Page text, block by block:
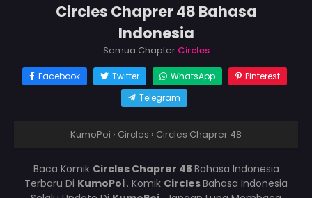
Circles Chaprer 48 Bahasa
Indonesia
Semua Chapter Circles
Facebook Twitter WhatsApp
Pinterest
Telegram
KumoPoi › Circles › Circles Chaprer 48
Baca Komik Circles Chaprer 48 Bahasa Indonesia
Terbaru Di KumoPoi . Komik CirclesBahasa Indonesia